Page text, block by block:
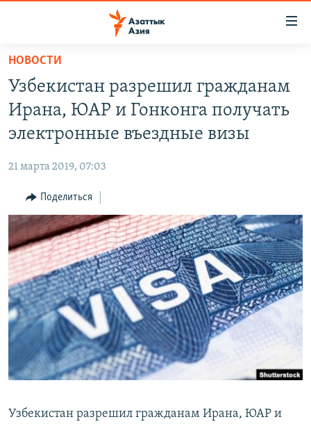
Вернуться
основному
содержанию
Вернутся
главной
навигации
Вернутся
поиску
ЦЕНТРАЛЬНАЯ АЗИЯ
ТАДЖИКИСТАН
ВОЙНА В УКРАИНЕ
ҚАЗАҚША
КЫРГЫЗЧА
ЎЗБЕКЧА
ТОҶИКӢ
TÜRKMENÇE
Все сайты РСЕ/РС
НОВОСТИ
Узбекистан разрешил гражданам
Ирана, ЮАР и Гонконга получать
электронные въездные визы
21 марта 2019, 07:03
Поделиться
Узбекистан разрешил гражданам Ирана, ЮАР и